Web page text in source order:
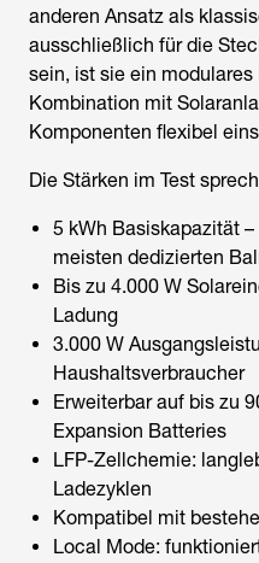
anderen Ansatz als
ausschließlich für die
sein, ist sie ein
Kombination mit
Komponenten flexibel
Die Stärken im Test
5 kWh Basiskapazität
meisten dedizierten
Bis zu 4.000 W
Ladung
3.000 W
Haushaltsverbraucher
Erweiterbar auf bis zu
Expansion Batteries
LFP-Zellchemie:
Ladezyklen
Kompatibel mit
Local Mode: